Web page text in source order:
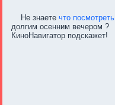
Не знаете что посмотреть
долгим осенним вечером ?
КиноНавигатор подскажет!